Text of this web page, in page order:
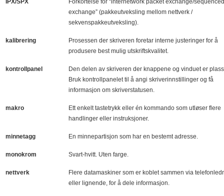
IPX/SPX
Forkortelse for “internetwork packet exchange/
exchange” (pakkeutveksling mellom nettverk /
sekvenspakkeutveksling).
kalibrering
Prosessen der skriveren foretar interne justeringer for å
produsere best mulig utskriftskvalitet.
kontrollpanel
Den delen av skriveren der knappene og vinduet er
Bruk kontrollpanelet til å angi skriverinnstillinger og få
informasjon om skriverstatusen.
makro
Ett enkelt tastetrykk eller én kommando som utløser flere
handlinger eller instruksjoner.
minnetagg En minnepartisjon som har en bestemt adresse.
monokrom Svart-hvitt. Uten farge.
nettverk
Flere datamaskiner som er koblet sammen via
eller lignende, for å dele informasjon.